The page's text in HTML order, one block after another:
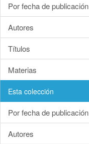
Por fecha de publicación
Autores
Títulos
Materias
Esta colección
Por fecha de publicación
Autores